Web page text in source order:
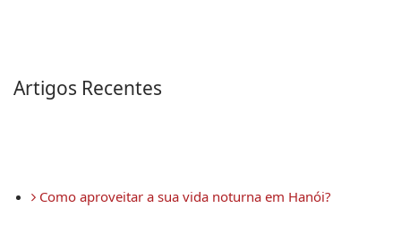
Artigos Recentes
Como aproveitar a sua vida noturna em Hanói?